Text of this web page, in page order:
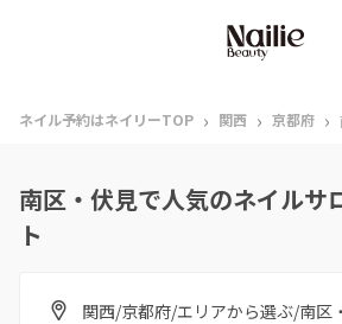
ネイル予約はネイリーTOP › 関西 › 京都府 ›
南区・伏見で人気のネイルサ
ト
関西/京都府/エリアから選ぶ/南区